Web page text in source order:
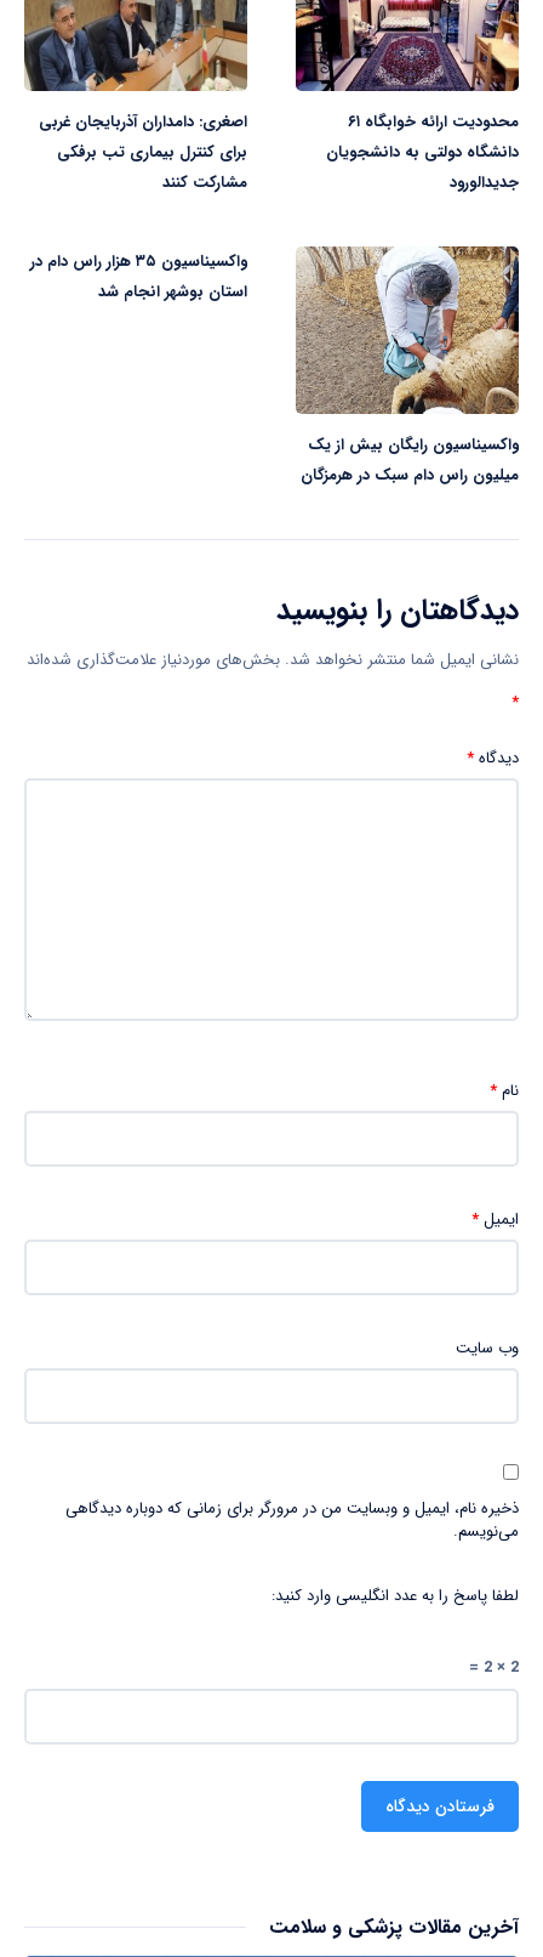
محدودیت ارائه خوابگاه ۶۱
دانشگاه دولتی به دانشجویان
جدیدالورود
اصغری: دامداران آذربایجان غربی
برای کنترل بیماری تب برفکی
مشارکت کنند
واکسیناسیون رایگان بیش از یک
میلیون راس دام سبک در هرمزگان
واکسیناسیون ۳۵ هزار راس دام در
استان بوشهر انجام شد
دیدگاهتان را بنویسید
نشانی ایمیل شما منتشر نخواهد شد. بخش‌های موردنیاز علامت‌گذاری شده‌اند
*
دیدگاه*
نام*
ایمیل*
وب‌ سایت
ذخیره نام، ایمیل و وبسایت من در مرورگر برای زمانی که دوباره دیدگاهی
می‌نویسم.
لطفا پاسخ را به عدد انگلیسی وارد کنید:
2 × 2 =
آخرین مقالات پزشکی و سلامت